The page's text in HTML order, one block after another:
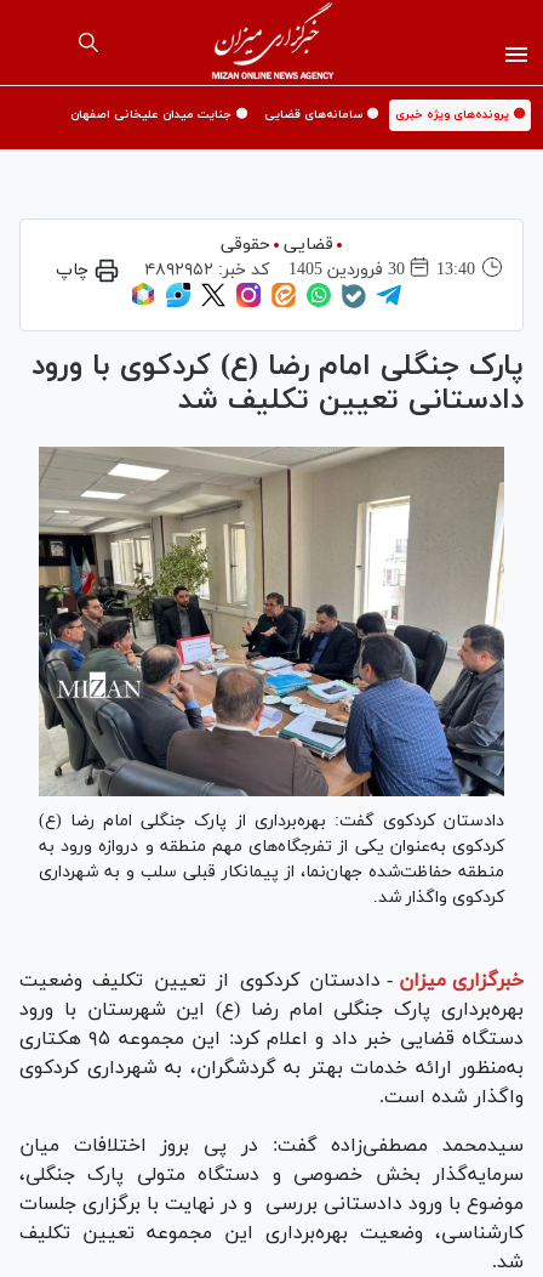
🟡 پرونده‌های ویژه خبری 🟡 سامانه‌های قضایی 🟡 جنایت میدان علیخانی اصفهان
قضایی حقوقی
13:40
30 فروردين 1405 کد خبر: ۴۸۹۲۹۵۲ چاپ
پارک جنگلی امام رضا (ع) کردکوی با ورود
دادستانی تعیین تکلیف شد
دادستان کردکوی گفت: بهره‌برداری از پارک جنگلی امام رضا (ع)
کردکوی به‌عنوان یکی از تفرجگاه‌های مهم منطقه و دروازه ورود به
منطقه حفاظت‌شده جهان‌نما، از پیمانکار قبلی سلب و به شهرداری
کردکوی واگذار شد.
خبرگزاری میزان - دادستان کردکوی از تعیین تکلیف وضعیت
بهره‌برداری پارک جنگلی امام رضا (ع) این شهرستان با ورود
دستگاه قضایی خبر داد و اعلام کرد: این مجموعه ۹۵ هکتاری
به‌منظور ارائه خدمات بهتر به گردشگران، به شهرداری کردکوی
واگذار شده است.
سیدمحمد مصطفی‌زاده گفت: در پی بروز اختلافات میان
سرمایه‌گذار بخش خصوصی و دستگاه متولی پارک جنگلی،
موضوع با ورود دادستانی بررسی و در نهایت با برگزاری جلسات
کارشناسی، وضعیت بهره‌برداری این مجموعه تعیین تکلیف
شد.